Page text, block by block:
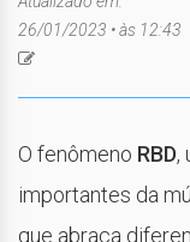
26/01/2023 • às 12:43
O fenômeno RBD,
importantes da
que abraça